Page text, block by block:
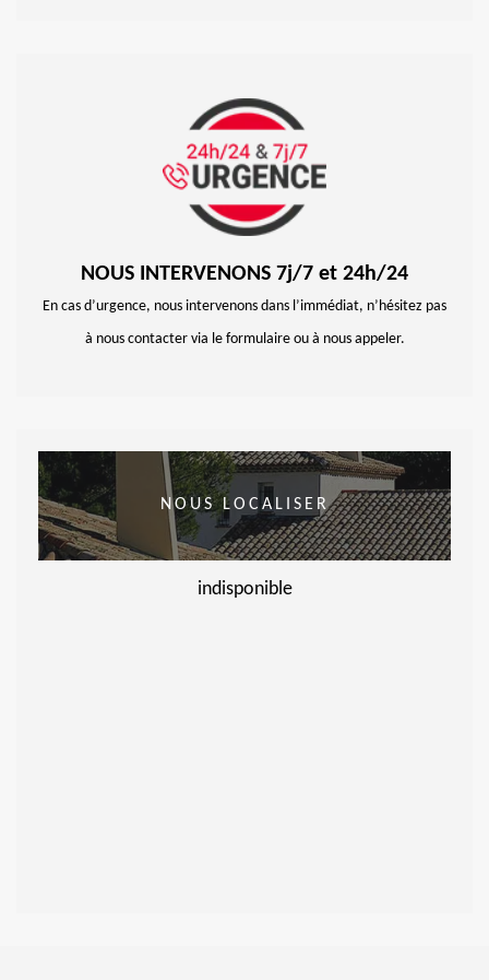
NOUS INTERVENONS 7j/7 et 24h/24
En cas d’urgence, nous intervenons dans l’immédiat, n’hésitez pas
à nous contacter via le formulaire ou à nous appeler.
NOUS LOCALISER
indisponible